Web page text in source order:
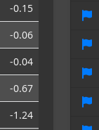
-0.15
-0.06
-0.04
-0.67
-1.24